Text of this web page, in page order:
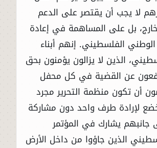
لا يجب أن يقتصر على الدعم
بل على المساهمة في إعادة
الوطني الفلسطيني. إنهم أبناء
الذين لا يزالون يؤمنون بحق
عن القضية في كل محفل
أن تكون منظمة التحرير مجرد
لإرادة طرف واحد دون مشاركة
جانبهم يشارك في المؤتمر
الذين جاؤوا من داخل الأرض